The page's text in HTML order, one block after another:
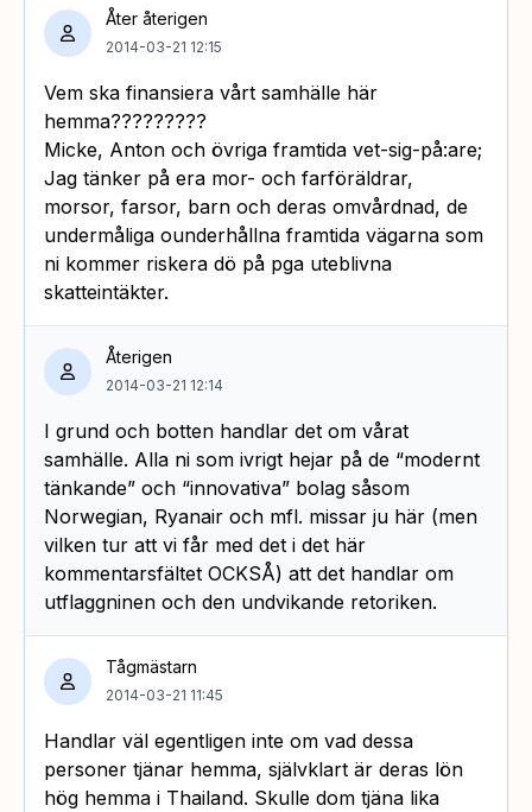
Åter återigen
2014-03-21 12:15
Vem ska finansiera vårt samhälle här
hemma?????????
Micke, Anton och övriga framtida vet-sig-på:are;
Jag tänker på era mor- och farföräldrar,
morsor, farsor, barn och deras omvårdnad, de
undermåliga ounderhållna framtida vägarna som
ni kommer riskera dö på pga uteblivna
skatteintäkter.
Återigen
2014-03-21 12:14
I grund och botten handlar det om vårat
samhälle. Alla ni som ivrigt hejar på de “modernt
tänkande” och “innovativa” bolag såsom
Norwegian, Ryanair och mfl. missar ju här (men
vilken tur att vi får med det i det här
kommentarsfältet OCKSÅ) att det handlar om
utflaggninen och den undvikande retoriken.
Tågmästarn
2014-03-21 11:45
Handlar väl egentligen inte om vad dessa
personer tjänar hemma, självklart är deras lön
hög hemma i Thailand. Skulle dom tjäna lika